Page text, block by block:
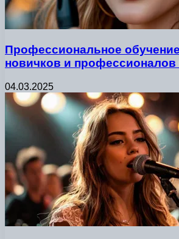
Профессиональное
новичков и профессионалов
04.03.2025